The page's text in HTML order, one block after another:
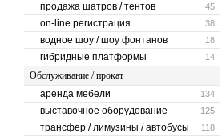
45
продажа шатров / тентов
38
on-line регистрация
18
водное шоу / шоу фонтанов
14
гибридные платформы
Обслуживание / прокат
134
аренда мебели
125
выставочное оборудование
118
трансфер / лимузины / автобусы